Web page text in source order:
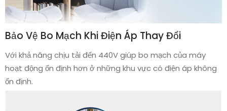
Bảo Vệ Bo Mạch Khi Điện Áp Thay Đổi
Với khả năng chịu tải đến 440V giúp bo mạch của máy
hoạt động ổn định hơn ở những khu vực có điện áp không
ổn định.